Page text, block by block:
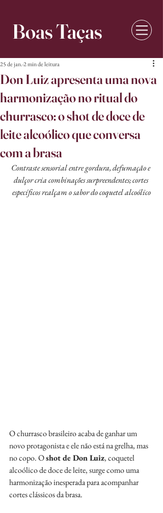
Boas Taças
Don Luiz apresenta uma nova
harmonização no ritual do
churrasco: o shot de doce de
leite alcoólico que conversa
com a brasa
25 de jan.2 min de leitura
Contraste sensorial entre gordura, defumação e
dulçor cria combinações surpreendentes; cortes
específicos realçam o sabor do coquetel alcoólico
O churrasco brasileiro acaba de ganhar um
novo protagonista e ele não está na grelha, mas
no copo. O shot de Don Luiz, coquetel
alcoólico de doce de leite, surge como uma
harmonização inesperada para acompanhar
cortes clássicos da brasa.